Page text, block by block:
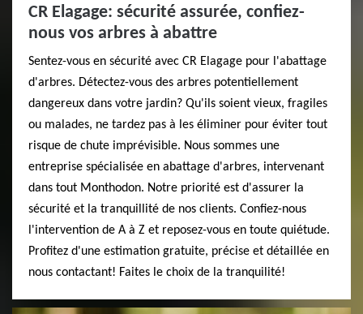
CR Elagage: sécurité assurée, confiez-
nous vos arbres à abattre
Sentez-vous en sécurité avec CR Elagage pour l'abattage
d'arbres. Détectez-vous des arbres potentiellement
dangereux dans votre jardin? Qu'ils soient vieux, fragiles
ou malades, ne tardez pas à les éliminer pour éviter tout
risque de chute imprévisible. Nous sommes une
entreprise spécialisée en abattage d'arbres, intervenant
dans tout Monthodon. Notre priorité est d'assurer la
sécurité et la tranquillité de nos clients. Confiez-nous
l'intervention de A à Z et reposez-vous en toute quiétude.
Profitez d'une estimation gratuite, précise et détaillée en
nous contactant! Faites le choix de la tranquilité!